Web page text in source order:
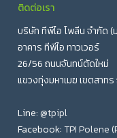
ติดต่อเรา
บริษัท ทีพีไอ โพลีน จำกัด (
อาคาร ทีพีไอ ทาวเวอร์
26/56 ถนนจันทน์ตัดใหม่
แขวงทุ่งมหาเมฆ เขตสาท
Line:@tpipl
Facebook:TPI Polene